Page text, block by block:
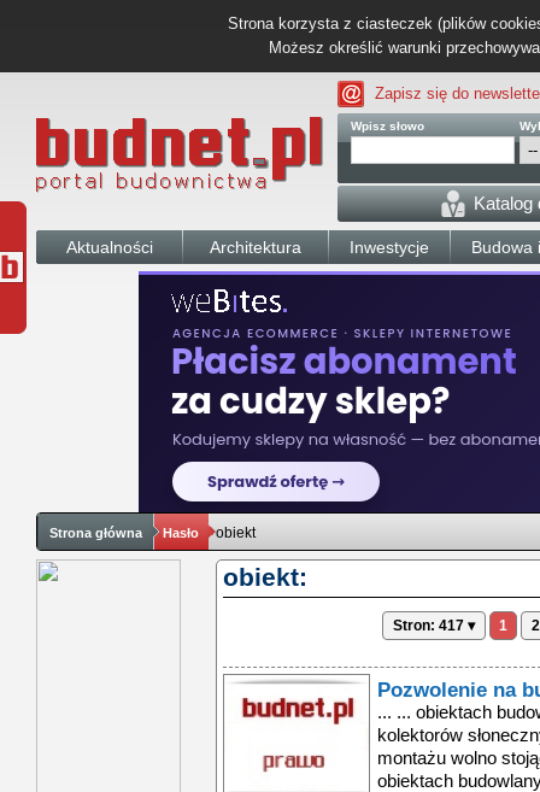
Strona korzysta z ciasteczek (plików
Możesz określić warunki
Zapisz się do
Wpisz słowo
Katalog
Aktualności Architektura Inwestycje Budowa
Strona główna Hasło obiekt
obiekt:
Stron: 417 ▾ 1 2
Pozwolenie na
... ... obiektach
kolektorów
montażu wolno
obiektach